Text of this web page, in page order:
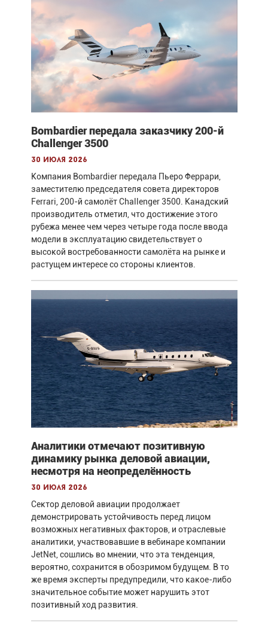
Bombardier передала заказчику 200-й
Challenger 3500
30 июля 2026
Компания Bombardier передала Пьеро Феррари,
заместителю председателя совета директоров
Ferrari, 200-й самолёт Challenger 3500. Канадский
производитель отметил, что достижение этого
рубежа менее чем через четыре года после ввода
модели в эксплуатацию свидетельствует о
высокой востребованности самолёта на рынке и
растущем интересе со стороны клиентов.
Аналитики отмечают позитивную
динамику рынка деловой авиации,
несмотря на неопределённость
30 июля 2026
Сектор деловой авиации продолжает
демонстрировать устойчивость перед лицом
возможных негативных факторов, и отраслевые
аналитики, участвовавшие в вебинаре компании
JetNet, сошлись во мнении, что эта тенденция,
вероятно, сохранится в обозримом будущем. В то
же время эксперты предупредили, что какое-либо
значительное событие может нарушить этот
позитивный ход развития.